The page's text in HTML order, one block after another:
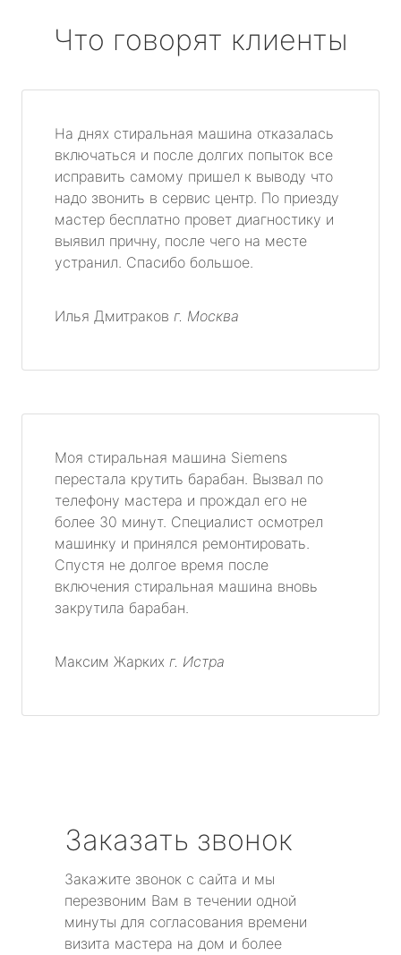
Что говорят клиенты
На днях стиральная машина отказалась
включаться и после долгих попыток все
исправить самому пришел к выводу что
надо звонить в сервис центр. По приезду
мастер бесплатно провет диагностику и
выявил причну, после чего на месте
устранил. Спасибо большое.
Илья Дмитраков г. Москва
Моя стиральная машина Siemens
перестала крутить барабан. Вызвал по
телефону мастера и прождал его не
более 30 минут. Специалист осмотрел
машинку и принялся ремонтировать.
Спустя не долгое время после
включения стиральная машина вновь
закрутила барабан.
Максим Жарких г. Истра
Заказать звонок
Закажите звонок с сайта и мы
перезвоним Вам в течении одной
минуты для согласования времени
визита мастера на дом и более